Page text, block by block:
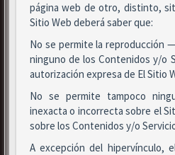
página web de otro, distinto,
Sitio Web deberá saber que:
No se permite la reproducción
ninguno de los Contenidos y/o
autorización expresa de El Sitio
No se permite tampoco
inexacta o incorrecta sobre el
sobre los Contenidos y/o
A excepción del hipervínculo,